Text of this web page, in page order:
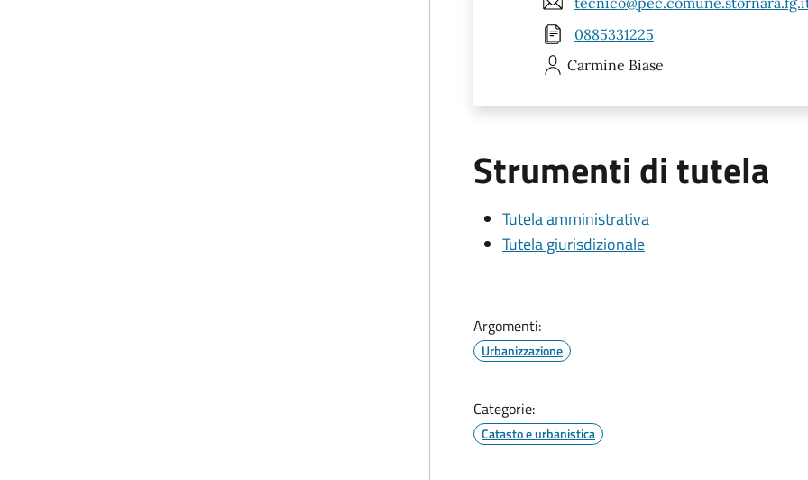
0885331225
Carmine Biase
Strumenti di tutela
Tutela amministrativa
Tutela giurisdizionale
Argomenti:
Urbanizzazione
Categorie:
Catasto e urbanistica